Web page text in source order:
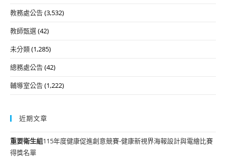
教務處公告(3,532)
教師甄選(42)
未分類(1,285)
總務處公告(42)
輔導室公告(1,222)
近期文章
重要衛生組115年度健康促進創意競賽-健康新視界海報設計與電繪比賽
得獎名單